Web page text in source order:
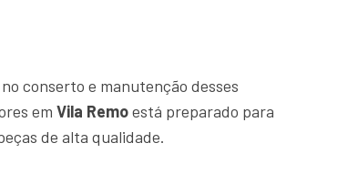
conserto e manutenção desses
em Vila Remoestá preparado para
de alta qualidade.